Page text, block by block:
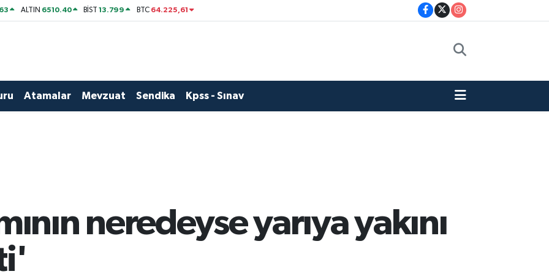
ALTIN 6510.40 BİST13.799 BTC 64.225,61
Atamalar Mevzuat Sendika Kpss - Sınav
neredeyse yarıya yakını